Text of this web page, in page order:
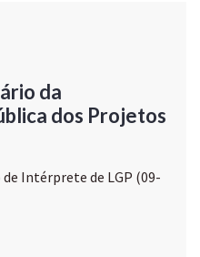
da
dos Projetos
Intérprete de LGP (09-